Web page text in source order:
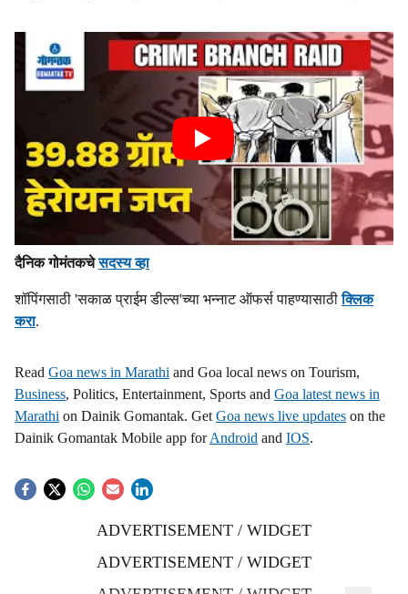
दैनिक गोमंतकचेसदस्य व्हा
शॉपिंगसाठी 'सकाळ प्राईम डील्स'च्या भन्नाट ऑफर्स पाहण्यासाठीक्लिक
करा.
Read Goa news in Marathi and Goa local news on Tourism,
Business, Politics, Entertainment, Sports and Goa latest news in
Marathi on Dainik Gomantak. Get Goa news live updates on the
Dainik Gomantak Mobile app forAndroid and IOS.
ADVERTISEMENT / WIDGET
ADVERTISEMENT / WIDGET